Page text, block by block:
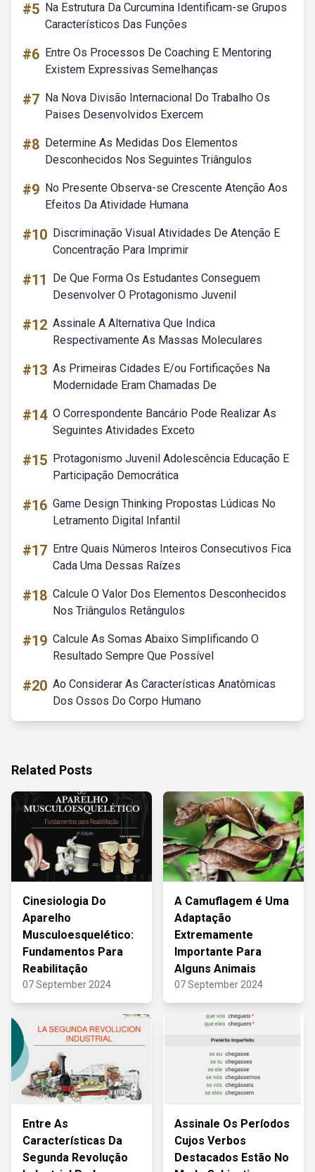
#5 Na Estrutura Da Curcumina Identificam-se Grupos
Característicos Das Funções
#6 Entre Os Processos De Coaching E Mentoring
Existem Expressivas Semelhanças
#7 Na Nova Divisão Internacional Do Trabalho Os
Paises Desenvolvidos Exercem
#8 Determine As Medidas Dos Elementos
Desconhecidos Nos Seguintes Triângulos
#9 No Presente Observa-se Crescente Atenção Aos
Efeitos Da Atividade Humana
#10 Discriminação Visual Atividades De Atenção E
Concentração Para Imprimir
#11
De Que Forma Os Estudantes Conseguem
Desenvolver O Protagonismo Juvenil
#12 Assinale A Alternativa Que Indica
Respectivamente As Massas Moleculares
#13 As Primeiras Cidades E/ou Fortificações Na
Modernidade Eram Chamadas De
#14 O Correspondente Bancário Pode Realizar As
Seguintes Atividades Exceto
#15 Protagonismo Juvenil Adolescência Educação E
Participação Democrática
#16 Game Design Thinking Propostas Lúdicas No
Letramento Digital Infantil
#17 Entre Quais Números Inteiros Consecutivos Fica
Cada Uma Dessas Raízes
#18 Calcule O Valor Dos Elementos Desconhecidos
Nos Triângulos Retângulos
#19 Calcule As Somas Abaixo Simplificando O
Resultado Sempre Que Possível
#20 Ao Considerar As Características Anatômicas
Dos Ossos Do Corpo Humano
Related Posts
Cinesiologia Do
Aparelho
Musculoesquelético:
Fundamentos Para
Reabilitação
07 September 2024
A Camuflagem é Uma
Adaptação
Extremamente
Importante Para
Alguns Animais
07 September 2024
Entre As
Características Da
Segunda Revolução
Assinale Os Períodos
Cujos Verbos
Destacados Estão No